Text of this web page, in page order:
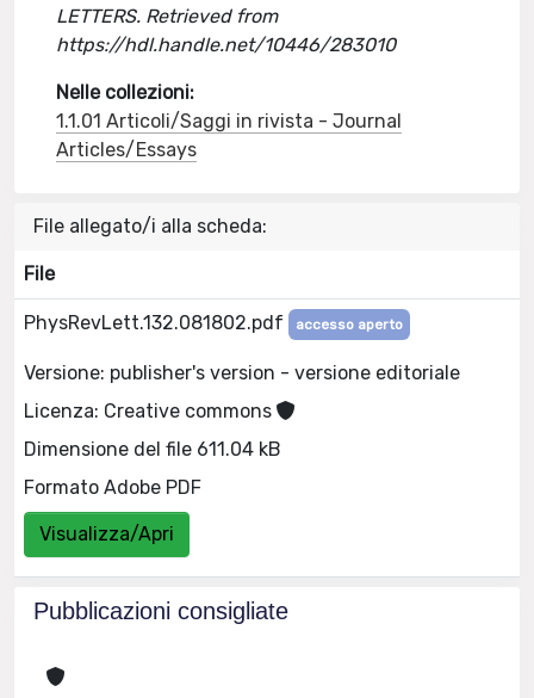
LETTERS. Retrieved from
https://hdl.handle.net/10446/283010
Nelle collezioni:
1.1.01 Articoli/Saggi in rivista - Journal
Articles/Essays
File allegato/i alla scheda:
File
PhysRevLett.132.081802.pdf accesso aperto
Versione: publisher's version - versione editoriale
Licenza: Creative commons
Dimensione del file 611.04 kB
Formato Adobe PDF
Visualizza/Apri
Pubblicazioni consigliate